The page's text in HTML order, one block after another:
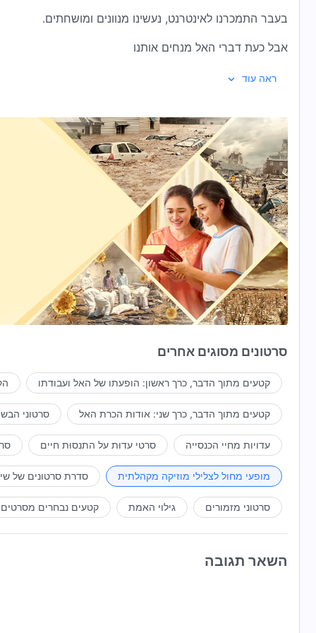
בעבר התמכרנו לאינטרנט, נעשינו מנוונים ומושחתים.
אבל כעת דברי האל מנחים אותנו
ואנו צועדים בנתיב שופע אור.
גורמים לנו להבין את האמת ולצמוח באושר בבית האלוהים.
לא ננהה עוד אחר מגמות גשמיות.
אנו חיים בפני אלוהים ונהנים מחיים מבורכים.
נשיר יחדיו שיר הלל לאלוהים בקולות מהדהדים,
כי הוא מדבר על מנת להושיענו.
בלב רונן נרקוד יחדיו ונהלל את אלוהים,
כי מדבריו אנו לומדים להיות אנשים אמיתיים.
בלב רונן נרקוד יחדיו ונהלל את אלוהים,
מודים אנו לעד לאל הכול יכול ומהללים אותו.
אנו מתאספים בכנסיות,
מאזינים לאימרות האל ושואפים להפוך לאנשים ישרים.
אוכלים ושותים את דבריו ומשתפים דברי אמת.
כשאנו קוראים בדברי האל ומתחילים להכיר את עצמנו,
ראה עוד
סרטונים מסוגים אחרים
קטעים מתוך הדבר, כרך ראשון: הופעתו של האל ועבודתו
קטעים מתוך הדבר, כרך שני: אודות הכרת האל סרטוני
עדויות מחיי הכנסייה סרטי עדוּת על התנסוּת חיים
מופעי מחול לצלילי מוזיקה מקהלתית סדרת סרטונים של
סרטוני מזמורים גילוי האמת קטעים נבחרים מסרטים
השאר תגובה